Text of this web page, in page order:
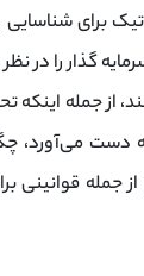
گذار را در
دست می‌آورد،
جمله قوانینی